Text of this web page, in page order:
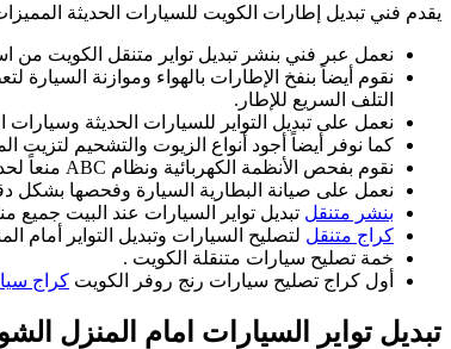
يقدم فني تبديل إطارات الكويت للسيارات الحديثة المميزات
نعمل عبر فني بنشر تبديل تواير متنقل الكويت من
نقوم أيضاً بنفخ الإطارات بالهواء وموازنة
التلف السريع للإطار.
نعمل على تبديل التواير للسيارات الحديثة
كما نوفر أيضاً أجود أنواع الزيوت والتشحيم لتزيت
نقوم بفحص الأنظمة الكهربائية ونظام ABC منعاً لحدوث الحوادث والانزلاقات المفاجئة.
نعمل على صيانة البطارية السيارة وفحصها بشكل
بنشر متنقل تبديل تواير السيارات عند البيت جميع
كراج متنقل لتصليح السيارات وتبديل التواير أمام
خمة تصليح سيارات متنقلة الكويت .
أول كراج تصليح سيارات رنج روفر الكويت كراج
تبديل تواير السيارات امام المنزل